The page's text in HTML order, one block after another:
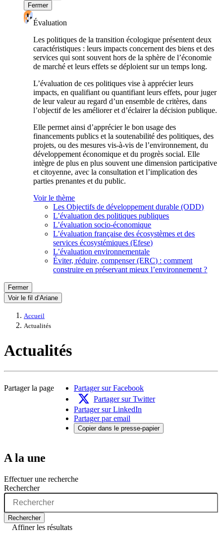
Fermer
Évaluation
Les politiques de la transition écologique présentent deux
caractéristiques : leurs impacts concernent des biens et des
services qui sont souvent hors de la sphère de l’économie
de marché et leurs effets se déploient sur un temps long.
L’évaluation de ces politiques vise à apprécier leurs
impacts, en qualifiant ou quantifiant leurs effets, pour juger
de leur valeur au regard d’un ensemble de critères, dans
l’objectif de les améliorer et d’éclairer la décision publique.
Elle permet ainsi d’apprécier le bon usage des
financements publics et la soutenabilité des politiques, des
projets, ou des mesures vis-à-vis de l’environnement, du
développement économique et du progrès social. Elle
intègre de plus en plus souvent une dimension participative
et citoyenne, avec la consultation et l’implication des
parties prenantes et du public.
Voir le thème
Les Objectifs de développement durable (ODD)
L’évaluation des politiques publiques
L’évaluation socio-économique
L’évaluation française des écosystèmes et des
services écosystémiques (Efese)
L’évaluation environnementale
Éviter, réduire, compenser (ERC) : comment
construire en préservant mieux l’environnement ?
Fermer
Voir le fil d’Ariane
Accueil
Actualités
Actualités
Partager la page
Partager sur Facebook
Partager sur Twitter
Partager sur LinkedIn
Partager par email
Copier dans le presse-papier
A la une
Effectuer une recherche
Rechercher
Rechercher
Affiner les résultats